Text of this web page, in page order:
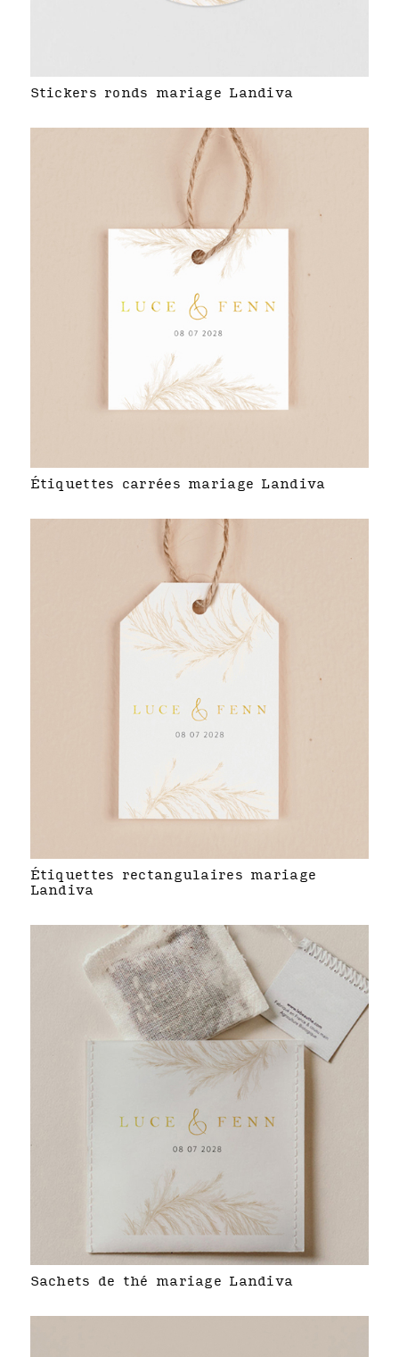
Stickers ronds mariage Landiva
Étiquettes carrées mariage Landiva
Étiquettes rectangulaires mariage
Landiva
Sachets de thé mariage Landiva